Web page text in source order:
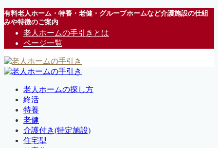
有料老人ホーム・特養・老健・グループホームなど介護施設の仕組
みや特徴のご案内
老人ホームの手引きとは
ページ一覧
老人ホームの探し方
終活
特養
老健
介護付き(特定施設)
住宅型